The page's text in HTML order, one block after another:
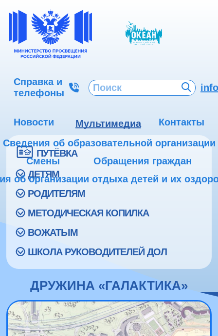
Справка и
телефоны
Новости Мультимедиа
Контакты
Сведения об образовательной организации
Смены
Обращения граждан
об организации отдыха детей и их
ПУТЁВКА
ДЕТЯМ
РОДИТЕЛЯМ
МЕТОДИЧЕСКАЯ КОПИЛКА
ВОЖАТЫМ
ШКОЛА РУКОВОДИТЕЛЕЙ ДОЛ
ДРУЖИНА «ГАЛАКТИКА»